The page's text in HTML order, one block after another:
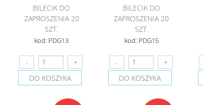
BILECIK DO
ZAPROSZENIA 20
SZT.
kod: PDG13
DO KOSZYKA
BILECIK DO
ZAPROSZENIA 20
SZT.
kod: PDG15
DO KOSZYKA